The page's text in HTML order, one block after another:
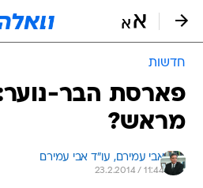
חדשות
פארסת הבר-נוער:
מראש?
אבי עמירם, עו"ד אבי עמירם
23.2.2014 / 11:44